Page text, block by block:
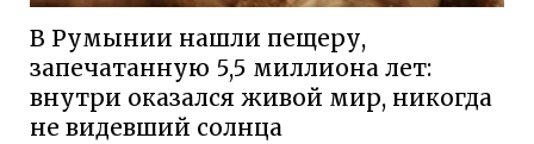
В Румынии нашли пещеру,
запечатанную 5,5 миллиона лет:
внутри оказался живой мир, никогда
не видевший солнца